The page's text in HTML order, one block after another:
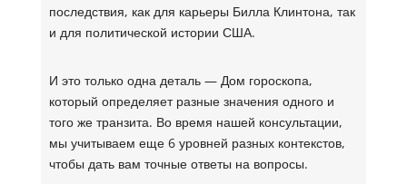
последствия, как для карьеры Билла Клинтона, так
и для политической истории США.
И это только одна деталь — Дом гороскопа,
который определяет разные значения одного и
того же транзита. Во время нашей консультации,
мы учитываем еще 6 уровней разных контекстов,
чтобы дать вам точные ответы на вопросы.